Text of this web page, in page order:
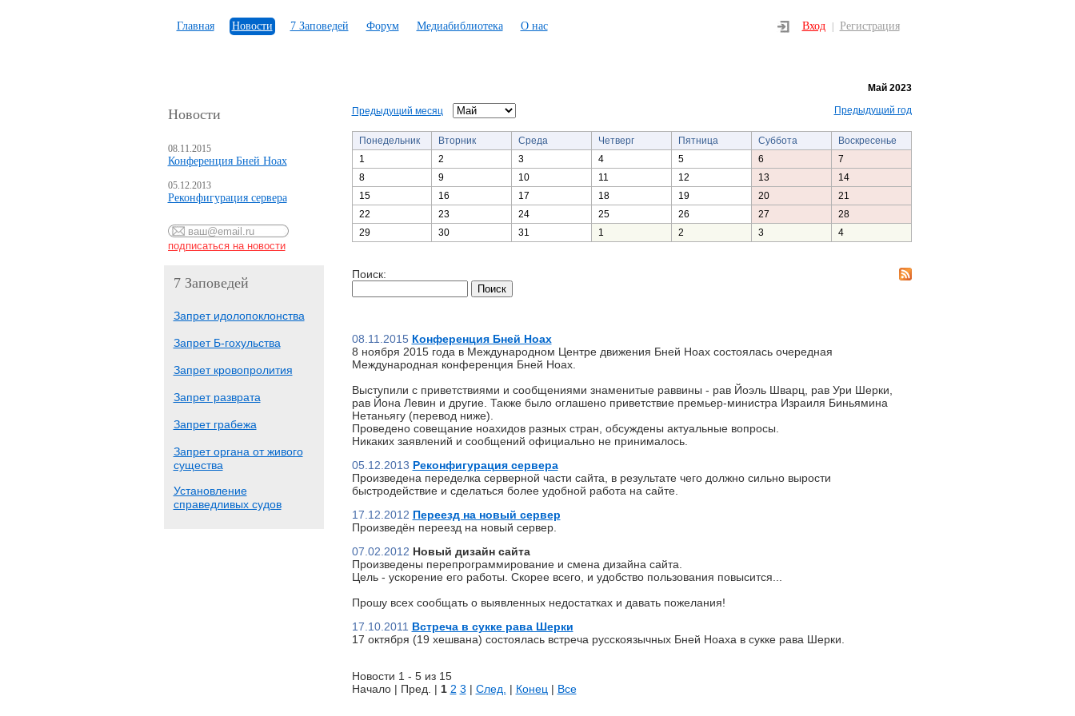
Главная Новости 7 Заповедей Форум Медиабиблиотека О нас Вход Регистрация
Новости
08.11.2015
Конференция Бней Ноах
05.12.2013
Реконфигурация сервера
7 Заповедей
Запрет идолопоклонства
Запрет Б-гохульства
Запрет кровопролития
Запрет разврата
Запрет грабежа
Запрет органа от живого
существа
Установление
справедливых судов
Май 2023
Предыдущий месяц Предыдущий год
Понедельник Вторник Среда Четверг Пятница Суббота
Воскресенье
1
2 3 4 5 6
7
8
9 10 11 12 13
14
15
16 17 18 19 20
21
22
23 24 25 26 27
28
29
30 31 1 2 3 4
Поиск:
08.11.2015 Конференция Бней Ноах
8 ноября 2015 года в Международном Центре движения Бней Ноах состоялась очередная
Международная конференция Бней Ноах.
Выступили с приветствиями и сообщениями знаменитые раввины - рав Йоэль Шварц, рав Ури Шерки,
рав Йона Левин и другие. Также было оглашено приветствие премьер-министра Израиля Биньямина
Нетаньягу (перевод ниже).
Проведено совещание ноахидов разных стран, обсуждены актуальные вопросы.
Никаких заявлений и сообщений официально не принималось.
05.12.2013 Реконфигурация сервера
Произведена переделка серверной части сайта, в результате чего должно сильно вырости
быстродействие и сделаться более удобной работа на сайте.
17.12.2012 Переезд на новый сервер
Произведён переезд на новый сервер.
07.02.2012 Новый дизайн сайта
Произведены перепрограммирование и смена дизайна сайта.
Цель - ускорение его работы. Скорее всего, и удобство пользования повысится...
Прошу всех сообщать о выявленных недостатках и давать пожелания!
17.10.2011 Встреча в сукке рава Шерки
17 октября (19 хешвана) состоялась встреча русскоязычных Бней Ноаха в сукке рава Шерки.
Новости 1 - 5 из 15
Начало | Пред. | 1 2 3 | След. | Конец | Все